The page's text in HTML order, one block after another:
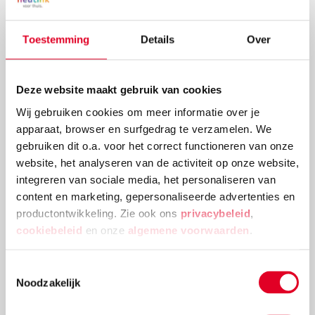
Toestemming Details Over
Deze website maakt gebruik van cookies
Wij gebruiken cookies om meer informatie over je
apparaat, browser en surfgedrag te verzamelen. We
gebruiken dit o.a. voor het correct functioneren van onze
website, het analyseren van de activiteit op onze website,
integreren van sociale media, het personaliseren van
content en marketing, gepersonaliseerde advertenties en
productontwikkeling. Zie ook ons privacybeleid
cookiebeleid en onze algemene voorwaarden
Noodzakelijk
Knutselidee: kerstballenboom maken
Deze kerstballenboom is een echte eyecatcher! Plak
verschillende groottes van kerstballen en
versieringen aan elkaar tot deze mooie
kerstballenboom ontstaat!